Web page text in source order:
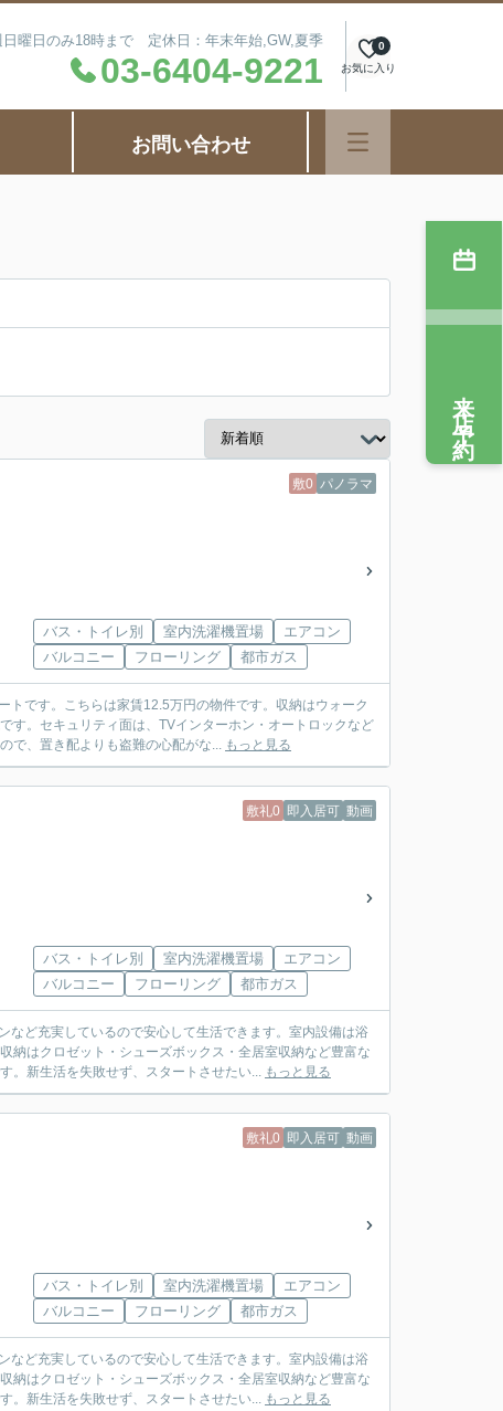
曜日のみ18時まで 定休日：年末年始,GW,夏季
03-6404-9221 お気に入り
0
お問い合わせ
敷0 パノラマ
バス・トイレ別 室内洗濯機置場
エアコン
バルコニー
フローリング 都市ガス
です。こちらは家賃12.5万円の物件です。収納はウォーク
す。セキュリティ面は、TVインターホン・オートロックなど
で、置き配よりも盗難の心配がな... もっと見る
敷礼0 即入居可 動画
バス・トイレ別 室内洗濯機置場
エアコン
バルコニー
フローリング 都市ガス
ど充実しているので安心して生活できます。室内設備は浴
納はクロゼット・シューズボックス・全居室収納など豊富な
。新生活を失敗せず、スタートさせたい... もっと見る
敷礼0 即入居可 動画
バス・トイレ別 室内洗濯機置場
エアコン
バルコニー
フローリング 都市ガス
ど充実しているので安心して生活できます。室内設備は浴
納はクロゼット・シューズボックス・全居室収納など豊富な
。新生活を失敗せず、スタートさせたい... もっと見る
来店予約